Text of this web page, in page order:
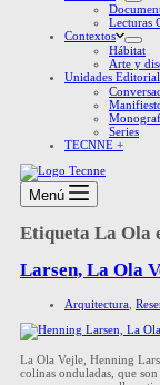
Lecturas
Contextos
Hábitat
Arte y
Unidades
Series
TECNNE +
Menú
Etiqueta La Ola
Larsen, La Ola
Arquitectura
La Ola Vejle, Henning
colinas onduladas, que